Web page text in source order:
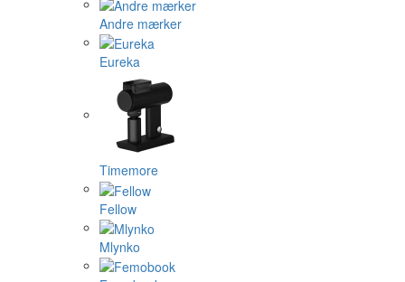
Andre mærker
Eureka
Timemore
Fellow
Mlynko